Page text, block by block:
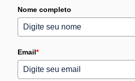
Nome completo
Email*